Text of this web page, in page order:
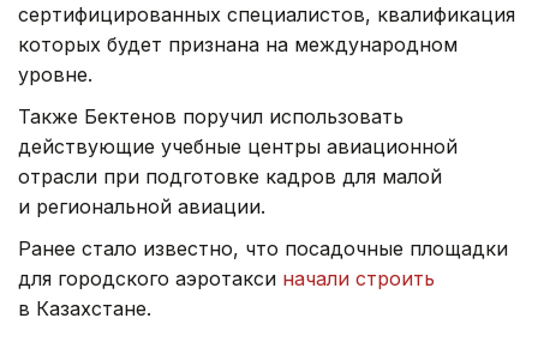
сертифицированных специалистов, квалификация
которых будет признана на международном
уровне.
Также Бектенов поручил использовать
действующие учебные центры авиационной
отрасли при подготовке кадров для малой
и региональной авиации.
Ранее стало известно, что посадочные площадки
для городского аэротакси начали строить
в Казахстане.